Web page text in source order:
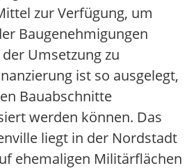
zur Verfügung, um
Baugenehmigungen
Umsetzung zu
ist so ausgelegt,
Bauabschnitte
werden können. Das
liegt in der Nordstadt
ehemaligen Militärflächen